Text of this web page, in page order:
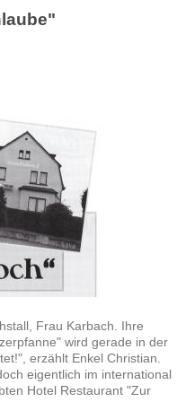
Frau Karbach. Ihre
wird gerade in der
erzählt Enkel Christian.
eigentlich im international
Hotel Restaurant "Zur